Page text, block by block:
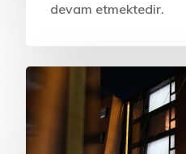
devam etmektedir.